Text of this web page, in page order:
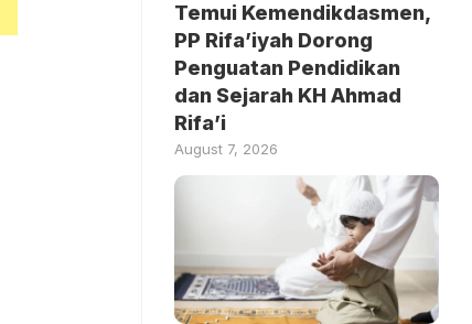
Temui Kemendikdasmen,
PP Rifa’iyah Dorong
Penguatan Pendidikan
dan Sejarah KH Ahmad
Rifa’i
August 7, 2026